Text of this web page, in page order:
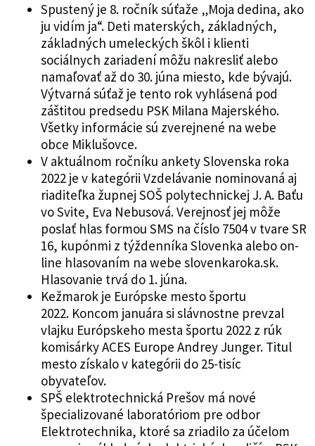
Spustený je 8. ročník súťaže „Moja dedina, ako
ju vidím ja“. Deti materských, základných,
základných umeleckých škôl i klienti
sociálnych zariadení môžu nakresliť alebo
namaľovať až do 30. júna miesto, kde bývajú.
Výtvarná súťaž je tento rok vyhlásená pod
záštitou predsedu PSK Milana Majerského.
Všetky informácie sú zverejnené na webe
obce Miklušovce.
V aktuálnom ročníku ankety Slovenska roka
2022 je v kategórii Vzdelávanie nominovaná aj
riaditeľka župnej SOŠ polytechnickej J. A. Baťu
vo Svite, Eva Nebusová. Verejnosť jej môže
poslať hlas formou SMS na číslo 7504 v tvare SR
16, kupónmi z týždenníka Slovenka alebo on-
line hlasovaním na webe slovenkaroka.sk.
Hlasovanie trvá do 1. júna.
Kežmarok je Európske mesto športu
2022. Koncom januára si slávnostne prevzal
vlajku Európskeho mesta športu 2022 z rúk
komisárky ACES Europe Andrey Junger. Titul
mesto získalo v kategórii do 25-tisíc
obyvateľov.
SPŠ elektrotechnická Prešov má nové
špecializované laboratóriom pre odbor
Elektrotechnika, ktoré sa zriadilo za účelom